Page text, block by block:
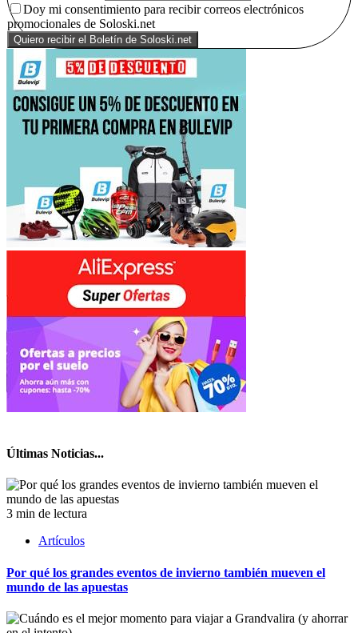
Doy mi consentimiento para recibir correos electrónicos
promocionales de Soloski.net
Últimas Noticias...
3 min de lectura
Artículos
Por qué los grandes eventos de invierno también mueven el
mundo de las apuestas